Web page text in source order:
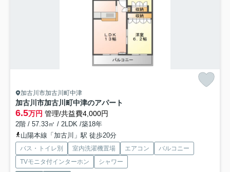
加古川市加古川町中津
加古川市加古川町中津のアパート
6.5万円 管理/共益費4,000円
2階 / 57.33㎡ / 2LDK /築18年
山陽本線「加古川」駅 徒歩20分
バス・トイレ別 室内洗濯機置場 エアコン
バルコニー
TVモニタ付インターホン
シャワー